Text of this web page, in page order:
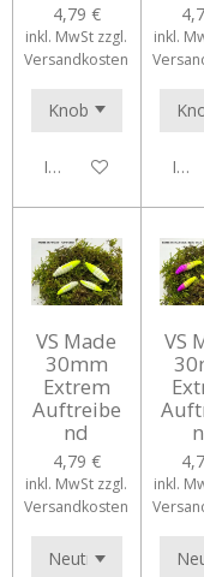
4,79 €
inkl. MwSt zzgl.
Versandkosten
In den Warenkorb
inkl.
In
VS Made
30mm
Extrem
Auftreibe
nd
4,79 €
inkl. MwSt zzgl.
Versandkosten
VS
inkl.